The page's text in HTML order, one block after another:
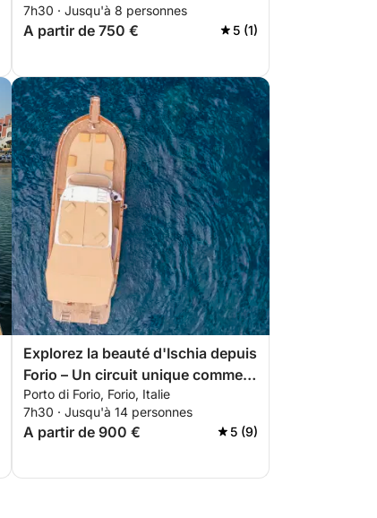
7h30 · Jusqu'à 8 personnes
A partir de 750 € 5 (1)
Explorez la beauté d'Ischia depuis
Forio – Un circuit unique comme
aucun autre
Porto di Forio, Forio, Italie
7h30 · Jusqu'à 14 personnes
A partir de 900 € 5 (9)